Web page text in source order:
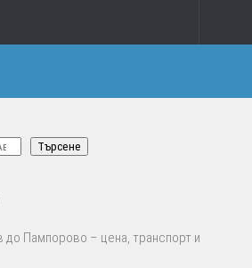
Търсене
до Пампорово – цена, транспорт и